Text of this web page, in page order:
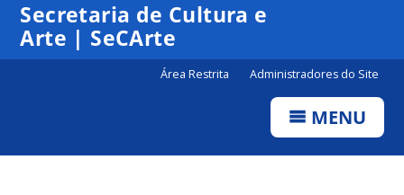
Secretaria de Cultura e
Arte | SeCArte
Área Restrita Administradores do Site
MENU
1:00